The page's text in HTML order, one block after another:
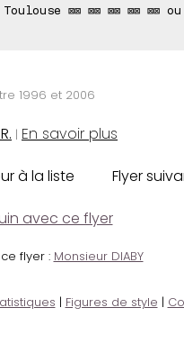
⊠⊠ ⊠⊠ ⊠⊠ ⊠⊠ ⊠⊠ ou
1996 et 2006
| En savoir plus
à la liste Flyer
avec ce flyer
flyer : Monsieur DIABY
| Figures de style |